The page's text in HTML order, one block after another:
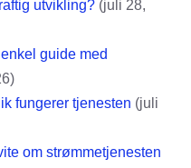
utvikling? (juli 28,
guide med
fungerer tjenesten (juli
om strømmetjenesten